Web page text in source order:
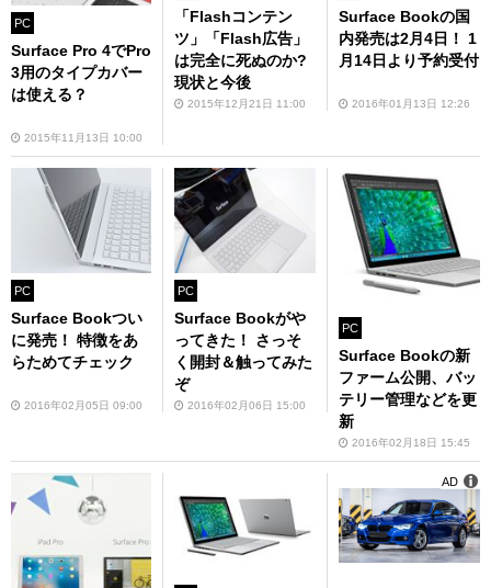
PC
Surface Pro 4でPro
3用のタイプカバー
は使える？
2015年11月13日 10:00
「Flashコンテン
ツ」「Flash広告」
は完全に死ぬのか?
現状と今後
2015年12月21日 11:00
Surface Bookの国
内発売は2月4日！ 1
月14日より予約受付
2016年01月13日 12:26
PC
Surface Bookつい
に発売！ 特徴をあ
らためてチェック
2016年02月05日 09:00
PC
Surface Bookがや
ってきた！ さっそ
く開封＆触ってみた
ぞ
2016年02月06日 15:00
PC
Surface Bookの新
ファーム公開、バッ
テリー管理などを更
新
2016年02月18日 15:45
AD